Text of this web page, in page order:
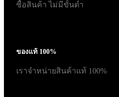
ซื้อสินค้า ไม่มีขั้นต่ำ
ของแท้ 100%
เราจำหน่ายสินค้าแท้ 100%